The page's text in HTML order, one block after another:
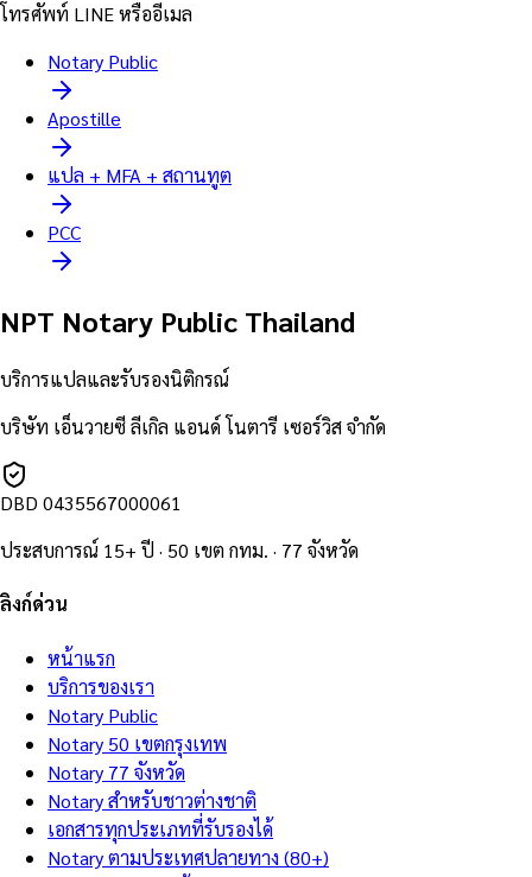
โทรศัพท์ LINE หรืออีเมล
Notary Public
Apostille
แปล + MFA + สถานทูต
PCC
NPT Notary Public Thailand
บริการแปลและรับรองนิติกรณ์
บริษัท เอ็นวายซี ลีเกิล แอนด์ โนตารี เซอร์วิส จำกัด
DBD 0435567000061
ประสบการณ์ 15+ ปี · 50 เขต กทม. · 77 จังหวัด
ลิงก์ด่วน
หน้าแรก
บริการของเรา
Notary Public
Notary 50 เขตกรุงเทพ
Notary 77 จังหวัด
Notary สำหรับชาวต่างชาติ
เอกสารทุกประเภทที่รับรองได้
Notary ตามประเทศปลายทาง (80+)